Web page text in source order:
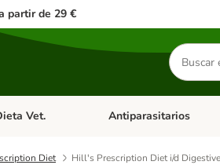
partir de 29 €
Buscar
productos
Perros
de categoria abierto: Gatos
Vet. Menú de categoria
Antiparasitarios
Diet Hill's Prescription Diet i/d